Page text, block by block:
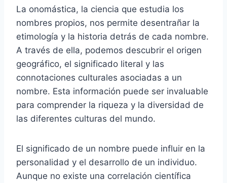
La onomástica, la ciencia que estudia los
nombres propios, nos permite desentrañar la
etimología y la historia detrás de cada nombre.
A través de ella, podemos descubrir el origen
geográfico, el significado literal y las
connotaciones culturales asociadas a un
nombre. Esta información puede ser invaluable
para comprender la riqueza y la diversidad de
las diferentes culturas del mundo.
El significado de un nombre puede influir en la
personalidad y el desarrollo de un individuo.
Aunque no existe una correlación científica